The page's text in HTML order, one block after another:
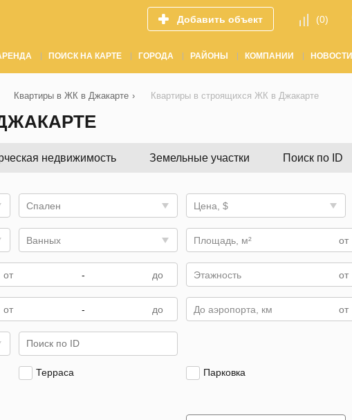
Добавить объект (0)
ПОИСК НА КАРТЕ ГОРОДА РАЙОНЫ КОМПАНИИ НОВОСТИ
Квартиры в ЖК в Джакарте › Квартиры в строящихся ЖК в Джакарте
недвижимость Земельные участки Поиск по ID
Спален Цена, $
Ванных Площадь, м²
- Этажность
- До аэропорта, км
Терраса Парковка